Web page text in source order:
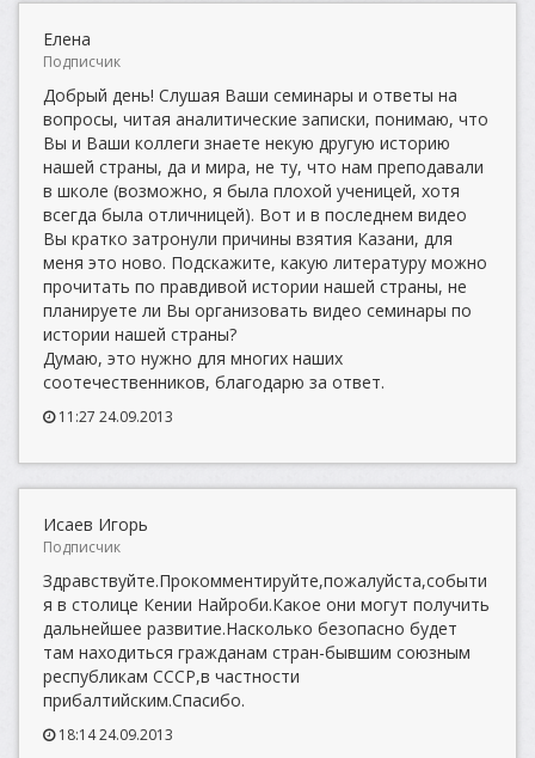
Елена
Подписчик
Добрый день! Слушая Ваши семинары и ответы на
вопросы, читая аналитические записки, понимаю, что
Вы и Ваши коллеги знаете некую другую историю
нашей страны, да и мира, не ту, что нам преподавали
в школе (возможно, я была плохой ученицей, хотя
всегда была отличницей). Вот и в последнем видео
Вы кратко затронули причины взятия Казани, для
меня это ново. Подскажите, какую литературу можно
прочитать по правдивой истории нашей страны, не
планируете ли Вы организовать видео семинары по
истории нашей страны?
Думаю, это нужно для многих наших
соотечественников, благодарю за ответ.
11:27 24.09.2013
Исаев Игорь
Подписчик
Здравствуйте.Прокомментируйте,пожалуйста,событи
я в столице Кении Найроби.Какое они могут получить
дальнейшее развитие.Насколько безопасно будет
там находиться гражданам стран-бывшим союзным
республикам СССР,в частности
прибалтийским.Спасибо.
18:14 24.09.2013